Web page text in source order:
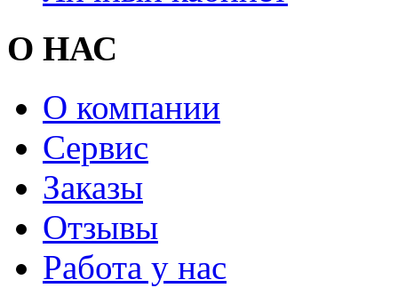
О НАС
О компании
Сервис
Заказы
Отзывы
Работа у нас